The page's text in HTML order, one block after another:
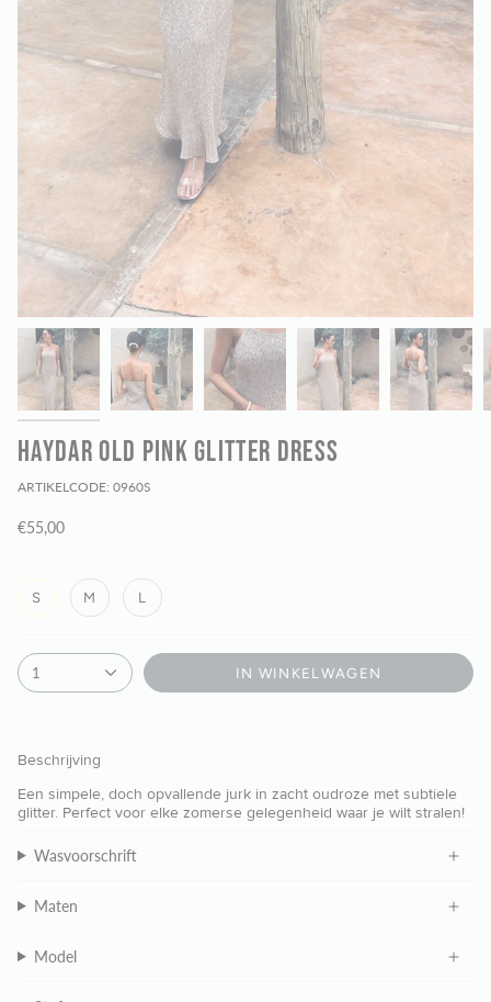
HAYDAR OLD PINK GLITTER DRESS
ARTIKELCODE: 0960S
€55,00
S M L
1 IN WINKELWAGEN
Beschrijving
Een simpele, doch opvallende jurk in zacht oudroze met subtiele
glitter. Perfect voor elke zomerse gelegenheid waar je wilt stralen!
Wasvoorschrift
Maten
Model